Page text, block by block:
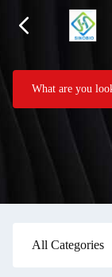
All Categories